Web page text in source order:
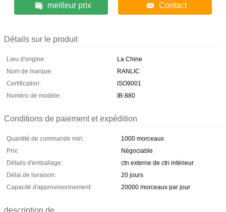
meilleur prix Contact
Détails sur le produit
Lieu d'origine:
La Chine
Nom de marque:
RANLIC
Certification:
ISO9001
Numéro de modèle:
IB-880
Conditions de paiement et expédition
Quantité de commande min:
1000 morceaux
Prix:
Négociable
Détails d'emballage:
ctn externe de ctn intérieur
Délai de livraison:
20 jours
Capacité d'approvisionnement:
20000 morceaux par jour
description de